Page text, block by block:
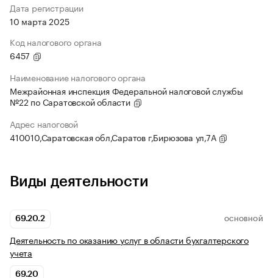
Дата регистрации
10 марта 2025
Код налогового органа
6457
Наименование налогового органа
Межрайонная инспекция Федеральной налоговой службы
№22 по Саратовской области
Адрес налоговой
410010,Саратовская обл,Саратов г,Бирюзова ул,7А
Виды деятельности
69.20.2 ОСНОВНОЙ
Деятельность по оказанию услуг в области бухгалтерского
учета
69.20